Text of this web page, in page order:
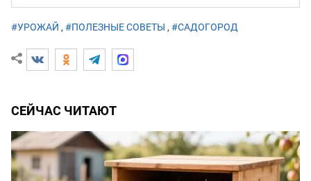
#УРОЖАЙ , #ПОЛЕЗНЫЕ СОВЕТЫ , #САДОГОРОД
СЕЙЧАС ЧИТАЮТ